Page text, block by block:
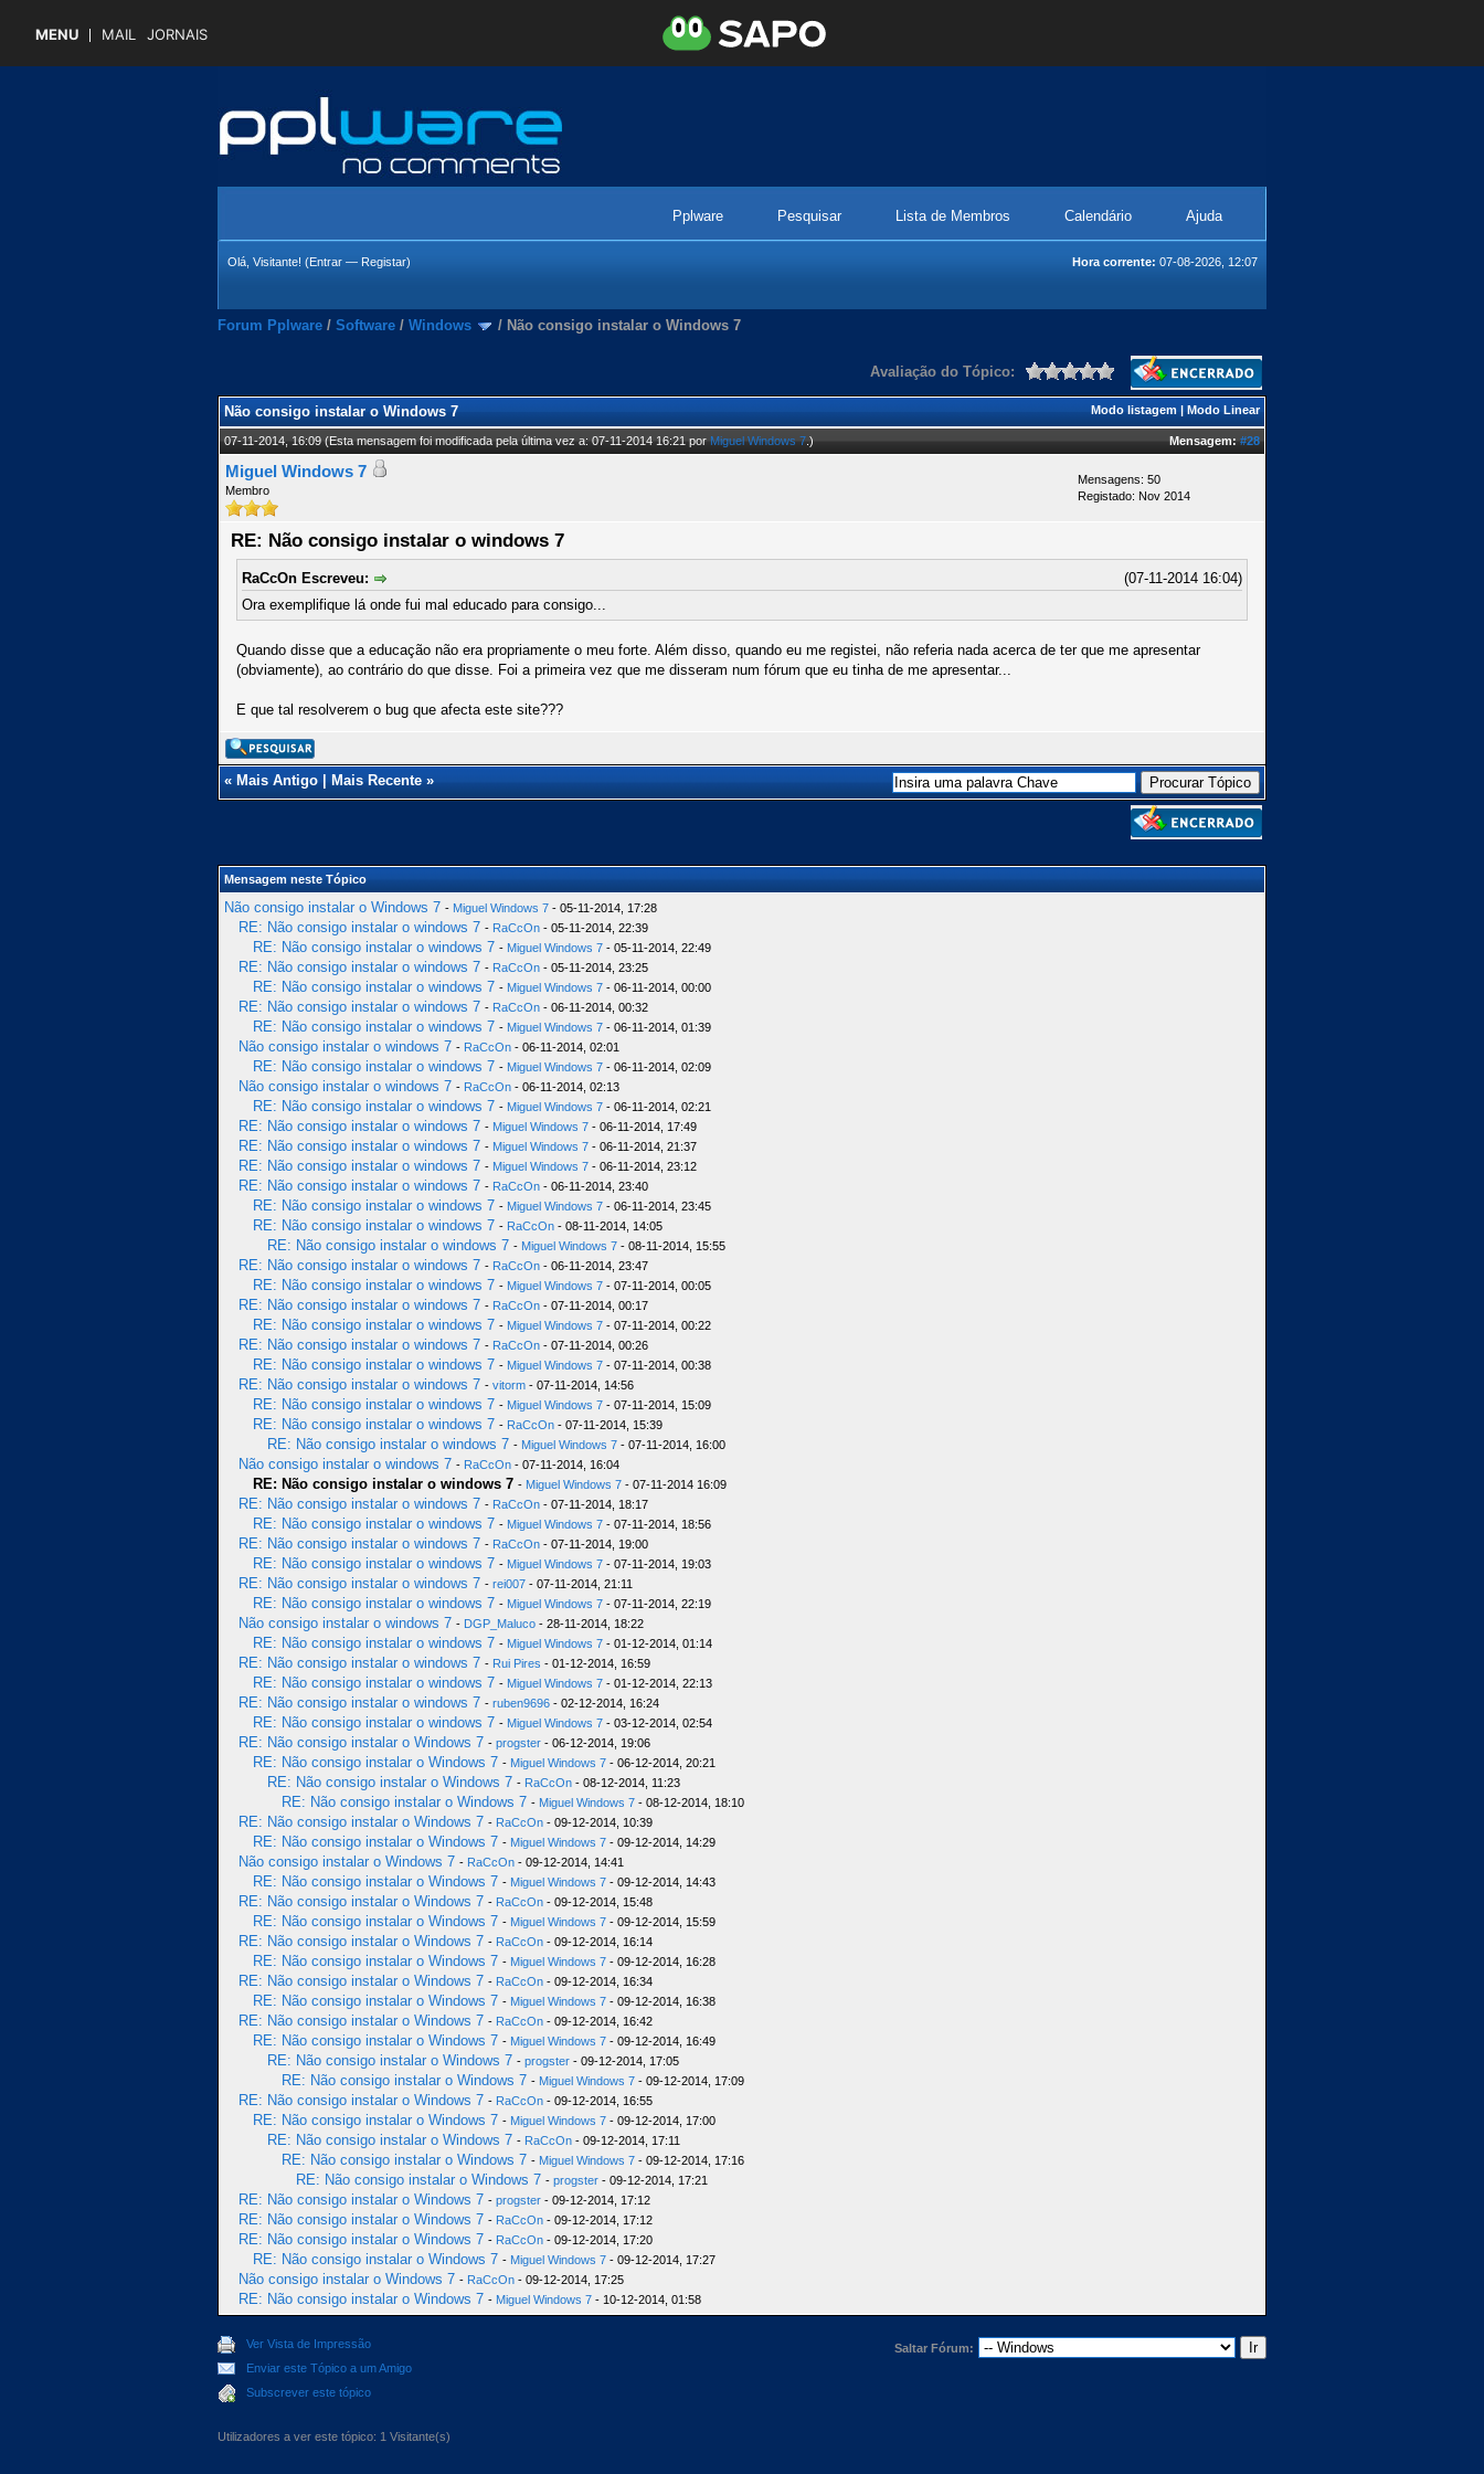
MENU MAIL JORNAIS
Pplware Pesquisar Lista de Membros Calendário Ajuda
Hora corrente: 07-08-2026, 12:07
Olá, Visitante! (Entrar — Registar)
Forum Pplware / Software / Windows / Não consigo instalar o Windows 7
Avaliação do Tópico:
Modo listagem | Modo Linear
Não consigo instalar o Windows 7
07-11-2014, 16:09(Esta mensagem foi modificada pela última vez a: 07-11-2014 16:21 porMiguel Windows 7.) Mensagem:#28
Miguel Windows 7
Membro
Mensagens: 50
Registado: Nov 2014
RE: Não consigo instalar o windows 7
(07-11-2014 16:04)
RaCcOn Escreveu:
Ora exemplifique lá onde fui mal educado para consigo...
Quando disse que a educação não era propriamente o meu forte. Além disso, quando eu me registei, não referia nada acerca de ter que me apresentar
(obviamente), ao contrário do que disse. Foi a primeira vez que me disseram num fórum que eu tinha de me apresentar...
E que tal resolverem o bug que afecta este site???
«Mais Antigo|Mais Recente»
Mensagem neste Tópico
Não consigo instalar o Windows 7 - Miguel Windows 7 - 05-11-2014, 17:28
RE: Não consigo instalar o windows 7 - RaCcOn - 05-11-2014, 22:39
RE: Não consigo instalar o windows 7 - Miguel Windows 7 - 05-11-2014, 22:49
RE: Não consigo instalar o windows 7 - RaCcOn - 05-11-2014, 23:25
RE: Não consigo instalar o windows 7 - Miguel Windows 7 - 06-11-2014, 00:00
RE: Não consigo instalar o windows 7 - RaCcOn - 06-11-2014, 00:32
RE: Não consigo instalar o windows 7 - Miguel Windows 7 - 06-11-2014, 01:39
Não consigo instalar o windows 7 - RaCcOn - 06-11-2014, 02:01
RE: Não consigo instalar o windows 7 - Miguel Windows 7 - 06-11-2014, 02:09
Não consigo instalar o windows 7 - RaCcOn - 06-11-2014, 02:13
RE: Não consigo instalar o windows 7 - Miguel Windows 7 - 06-11-2014, 02:21
RE: Não consigo instalar o windows 7 - Miguel Windows 7 - 06-11-2014, 17:49
RE: Não consigo instalar o windows 7 - Miguel Windows 7 - 06-11-2014, 21:37
RE: Não consigo instalar o windows 7 - Miguel Windows 7 - 06-11-2014, 23:12
RE: Não consigo instalar o windows 7 - RaCcOn - 06-11-2014, 23:40
RE: Não consigo instalar o windows 7 - Miguel Windows 7 - 06-11-2014, 23:45
RE: Não consigo instalar o windows 7 - RaCcOn - 08-11-2014, 14:05
RE: Não consigo instalar o windows 7 - Miguel Windows 7 - 08-11-2014, 15:55
RE: Não consigo instalar o windows 7 - RaCcOn - 06-11-2014, 23:47
RE: Não consigo instalar o windows 7 - Miguel Windows 7 - 07-11-2014, 00:05
RE: Não consigo instalar o windows 7 - RaCcOn - 07-11-2014, 00:17
RE: Não consigo instalar o windows 7 - Miguel Windows 7 - 07-11-2014, 00:22
RE: Não consigo instalar o windows 7 - RaCcOn - 07-11-2014, 00:26
RE: Não consigo instalar o windows 7 - Miguel Windows 7 - 07-11-2014, 00:38
RE: Não consigo instalar o windows 7 - vitorm - 07-11-2014, 14:56
RE: Não consigo instalar o windows 7 - Miguel Windows 7 - 07-11-2014, 15:09
RE: Não consigo instalar o windows 7 - RaCcOn - 07-11-2014, 15:39
RE: Não consigo instalar o windows 7 - Miguel Windows 7 - 07-11-2014, 16:00
Não consigo instalar o windows 7 - RaCcOn - 07-11-2014, 16:04
RE: Não consigo instalar o windows 7 - Miguel Windows 7 - 07-11-2014 16:09
RE: Não consigo instalar o windows 7 - RaCcOn - 07-11-2014, 18:17
RE: Não consigo instalar o windows 7 - Miguel Windows 7 - 07-11-2014, 18:56
RE: Não consigo instalar o windows 7 - RaCcOn - 07-11-2014, 19:00
RE: Não consigo instalar o windows 7 - Miguel Windows 7 - 07-11-2014, 19:03
RE: Não consigo instalar o windows 7 - rei007 - 07-11-2014, 21:11
RE: Não consigo instalar o windows 7 - Miguel Windows 7 - 07-11-2014, 22:19
Não consigo instalar o windows 7 - DGP_Maluco - 28-11-2014, 18:22
RE: Não consigo instalar o windows 7 - Miguel Windows 7 - 01-12-2014, 01:14
RE: Não consigo instalar o windows 7 - Rui Pires - 01-12-2014, 16:59
RE: Não consigo instalar o windows 7 - Miguel Windows 7 - 01-12-2014, 22:13
RE: Não consigo instalar o windows 7 - ruben9696 - 02-12-2014, 16:24
RE: Não consigo instalar o windows 7 - Miguel Windows 7 - 03-12-2014, 02:54
RE: Não consigo instalar o Windows 7 - progster - 06-12-2014, 19:06
RE: Não consigo instalar o Windows 7 - Miguel Windows 7 - 06-12-2014, 20:21
RE: Não consigo instalar o Windows 7 - RaCcOn - 08-12-2014, 11:23
RE: Não consigo instalar o Windows 7 - Miguel Windows 7 - 08-12-2014, 18:10
RE: Não consigo instalar o Windows 7 - RaCcOn - 09-12-2014, 10:39
RE: Não consigo instalar o Windows 7 - Miguel Windows 7 - 09-12-2014, 14:29
Não consigo instalar o Windows 7 - RaCcOn - 09-12-2014, 14:41
RE: Não consigo instalar o Windows 7 - Miguel Windows 7 - 09-12-2014, 14:43
RE: Não consigo instalar o Windows 7 - RaCcOn - 09-12-2014, 15:48
RE: Não consigo instalar o Windows 7 - Miguel Windows 7 - 09-12-2014, 15:59
RE: Não consigo instalar o Windows 7 - RaCcOn - 09-12-2014, 16:14
RE: Não consigo instalar o Windows 7 - Miguel Windows 7 - 09-12-2014, 16:28
RE: Não consigo instalar o Windows 7 - RaCcOn - 09-12-2014, 16:34
RE: Não consigo instalar o Windows 7 - Miguel Windows 7 - 09-12-2014, 16:38
RE: Não consigo instalar o Windows 7 - RaCcOn - 09-12-2014, 16:42
RE: Não consigo instalar o Windows 7 - Miguel Windows 7 - 09-12-2014, 16:49
RE: Não consigo instalar o Windows 7 - progster - 09-12-2014, 17:05
RE: Não consigo instalar o Windows 7 - Miguel Windows 7 - 09-12-2014, 17:09
RE: Não consigo instalar o Windows 7 - RaCcOn - 09-12-2014, 16:55
RE: Não consigo instalar o Windows 7 - Miguel Windows 7 - 09-12-2014, 17:00
RE: Não consigo instalar o Windows 7 - RaCcOn - 09-12-2014, 17:11
RE: Não consigo instalar o Windows 7 - Miguel Windows 7 - 09-12-2014, 17:16
RE: Não consigo instalar o Windows 7 - progster - 09-12-2014, 17:21
RE: Não consigo instalar o Windows 7 - progster - 09-12-2014, 17:12
RE: Não consigo instalar o Windows 7 - RaCcOn - 09-12-2014, 17:12
RE: Não consigo instalar o Windows 7 - RaCcOn - 09-12-2014, 17:20
RE: Não consigo instalar o Windows 7 - Miguel Windows 7 - 09-12-2014, 17:27
Não consigo instalar o Windows 7 - RaCcOn - 09-12-2014, 17:25
RE: Não consigo instalar o Windows 7 - Miguel Windows 7 - 10-12-2014, 01:58
Ver Vista de Impressão
Enviar este Tópico a um Amigo
Subscrever este tópico
Saltar Fórum:
Utilizadores a ver este tópico: 1 Visitante(s)